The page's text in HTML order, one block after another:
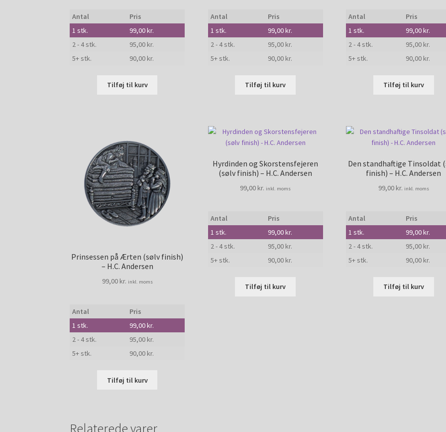
Antal
Pris
1stk. 99,00kr.
2 - 4 stk.
95,00 kr.
5+ stk.
90,00 kr.
Tilføj til kurv
Antal
Pris
1 stk. 99,00kr.
2 - 4 stk.
95,00 kr.
5+ stk.
90,00 kr.
Tilføj til kurv
Antal
Pris
1stk. 99,00kr.
2 - 4 stk.
95,00 kr.
5+ stk.
90,00 kr.
Tilføj til kurv
Prinsessen på Ærten (sølv finish)
– H.C. Andersen
99,00 kr. inkl. moms
Antal
Pris
1stk. 99,00kr.
2 - 4 stk.
95,00 kr.
5+ stk.
90,00 kr.
Tilføj til kurv
Hyrdinden og Skorstensfejeren
(sølv finish) – H.C. Andersen
99,00 kr. inkl. moms
Antal
Pris
1 stk. 99,00kr.
2 - 4 stk.
95,00 kr.
5+ stk.
90,00 kr.
Tilføj til kurv
Den standhaftige Tinsoldat
finish) – H.C. Andersen
99,00 kr. inkl. moms
Antal
Pris
1stk. 99,00kr.
2 - 4 stk.
95,00 kr.
5+ stk.
90,00 kr.
Tilføj til kurv
Relaterede varer